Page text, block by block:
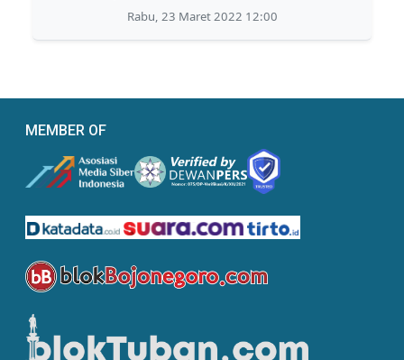
Rabu, 23 Maret 2022 12:00
MEMBER OF